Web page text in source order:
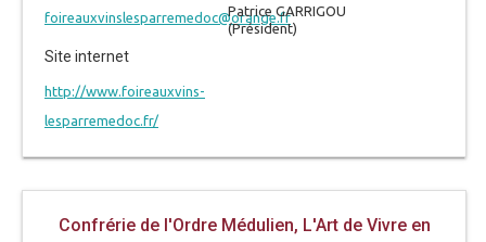
foireauxvinslesparremedoc@orange.fr
Patrice GARRIGOU
(Président)
Site internet
http://www.foireauxvins-
lesparremedoc.fr/
Confrérie de l'Ordre Médulien, L'Art de Vivre en